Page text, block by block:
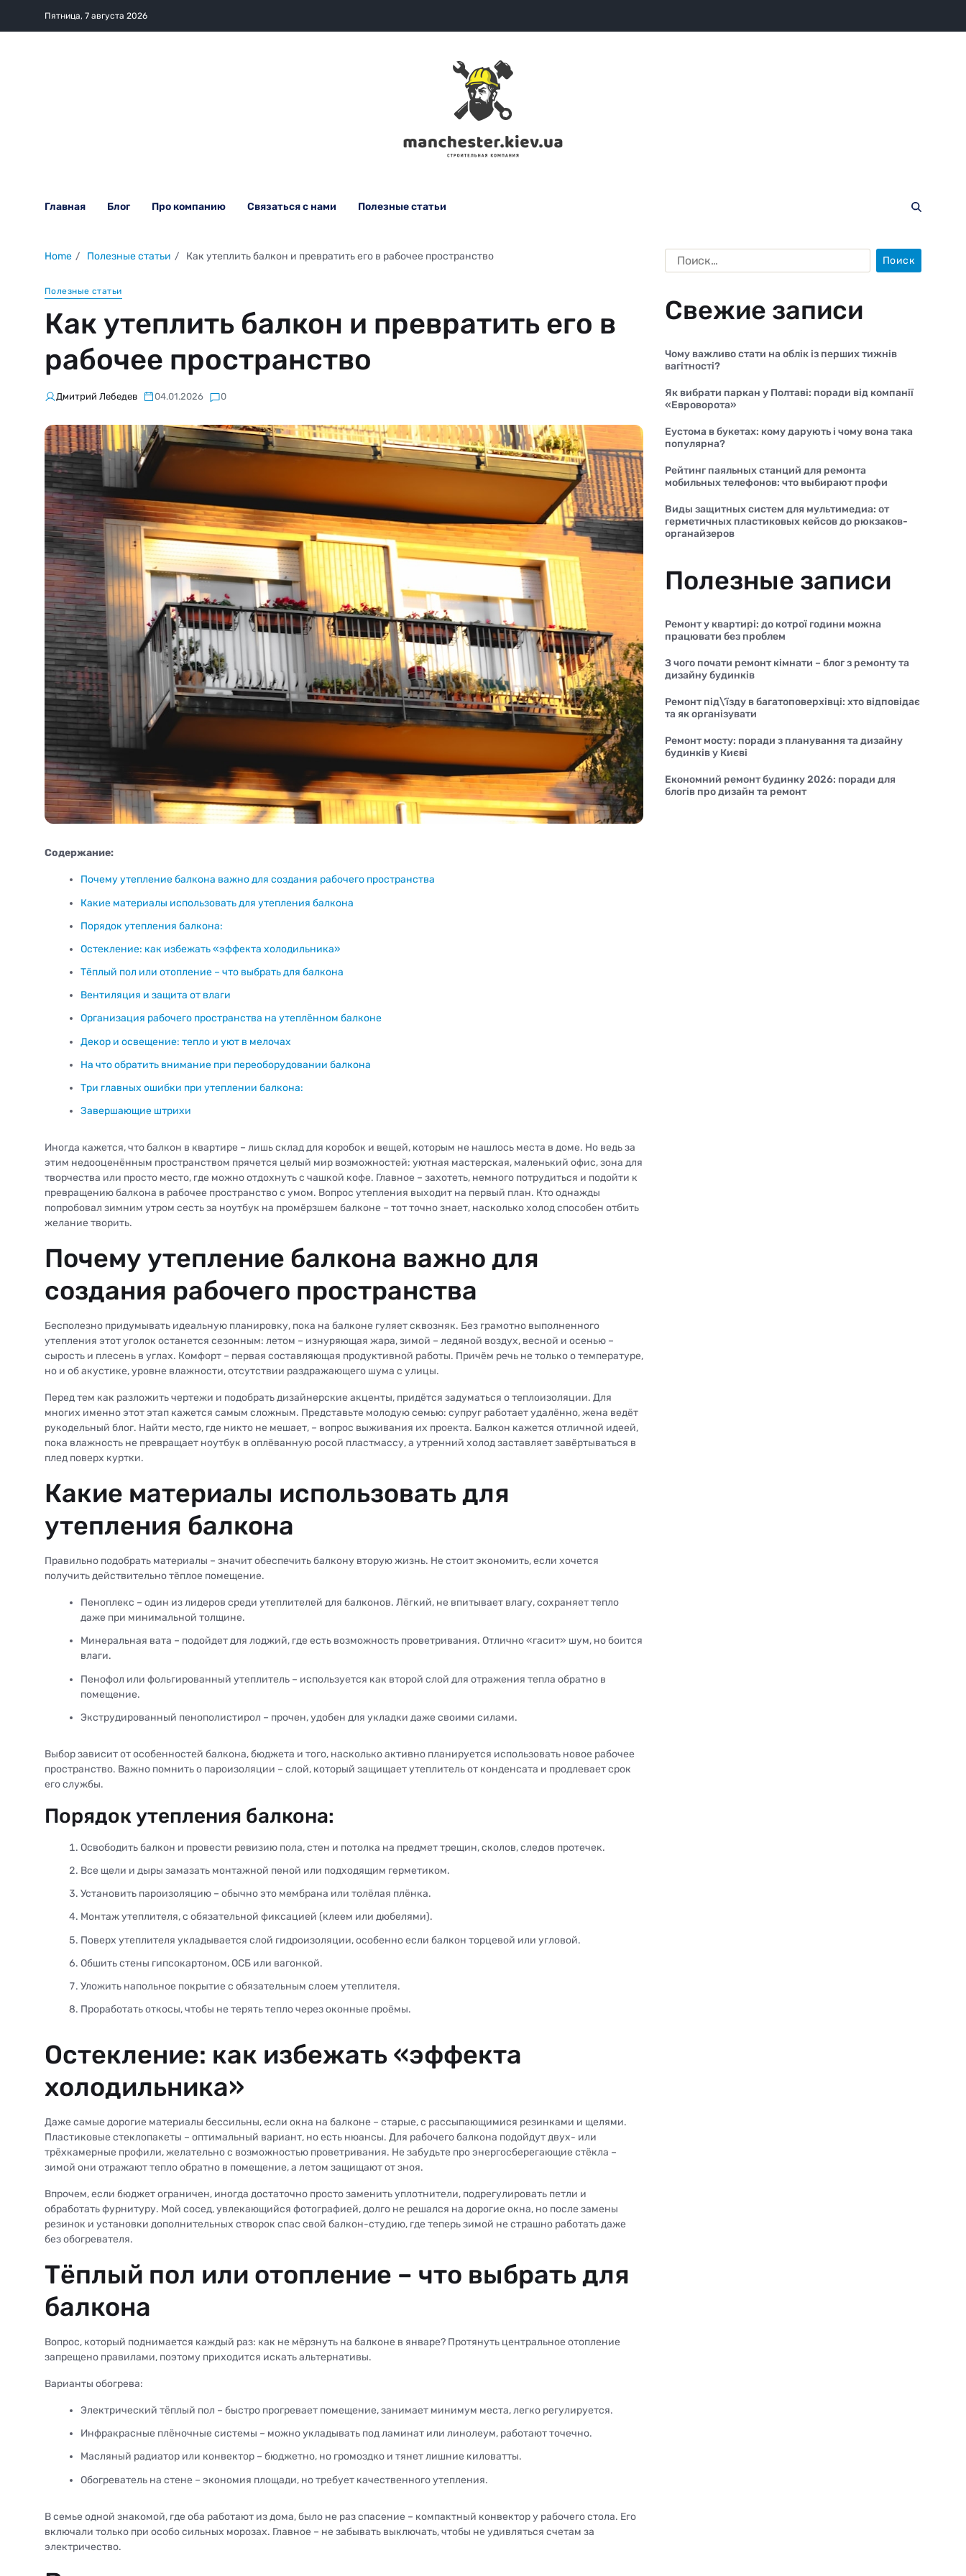
Пятница, 7 августа 2026
Главная Блог Про компанию Связаться с нами Полезные статьи
Home Полезные статьи Как утеплить балкон и превратить его в рабочее пространство
Полезные статьи
Как утеплить балкон и превратить его в
рабочее пространство
Дмитрий Лебедев 04.01.2026 0
Содержание:
Почему утепление балкона важно для создания рабочего пространства
Какие материалы использовать для утепления балкона
Порядок утепления балкона:
Остекление: как избежать «эффекта холодильника»
Тёплый пол или отопление – что выбрать для балкона
Вентиляция и защита от влаги
Организация рабочего пространства на утеплённом балконе
Декор и освещение: тепло и уют в мелочах
На что обратить внимание при переоборудовании балкона
Три главных ошибки при утеплении балкона:
Завершающие штрихи
Иногда кажется, что балкон в квартире – лишь склад для коробок и вещей, которым не нашлось места в доме. Но ведь за
этим недооценённым пространством прячется целый мир возможностей: уютная мастерская, маленький офис, зона для
творчества или просто место, где можно отдохнуть с чашкой кофе. Главное – захотеть, немного потрудиться и подойти к
превращению балкона в рабочее пространство с умом. Вопрос утепления выходит на первый план. Кто однажды
попробовал зимним утром сесть за ноутбук на промёрзшем балконе – тот точно знает, насколько холод способен отбить
желание творить.
Почему утепление балкона важно для
создания рабочего пространства
Бесполезно придумывать идеальную планировку, пока на балконе гуляет сквозняк. Без грамотно выполненного
утепления этот уголок останется сезонным: летом – изнуряющая жара, зимой – ледяной воздух, весной и осенью –
сырость и плесень в углах. Комфорт – первая составляющая продуктивной работы. Причём речь не только о температуре,
но и об акустике, уровне влажности, отсутствии раздражающего шума с улицы.
Перед тем как разложить чертежи и подобрать дизайнерские акценты, придётся задуматься о теплоизоляции. Для
многих именно этот этап кажется самым сложным. Представьте молодую семью: супруг работает удалённо, жена ведёт
рукодельный блог. Найти место, где никто не мешает, – вопрос выживания их проекта. Балкон кажется отличной идеей,
пока влажность не превращает ноутбук в оплёванную росой пластмассу, а утренний холод заставляет завёртываться в
плед поверх куртки.
Какие материалы использовать для
утепления балкона
Правильно подобрать материалы – значит обеспечить балкону вторую жизнь. Не стоит экономить, если хочется
получить действительно тёплое помещение.
Пеноплекс – один из лидеров среди утеплителей для балконов. Лёгкий, не впитывает влагу, сохраняет тепло
даже при минимальной толщине.
Минеральная вата – подойдет для лоджий, где есть возможность проветривания. Отлично «гасит» шум, но боится
влаги.
Пенофол или фольгированный утеплитель – используется как второй слой для отражения тепла обратно в
помещение.
Экструдированный пенополистирол – прочен, удобен для укладки даже своими силами.
Выбор зависит от особенностей балкона, бюджета и того, насколько активно планируется использовать новое рабочее
пространство. Важно помнить о пароизоляции – слой, который защищает утеплитель от конденсата и продлевает срок
его службы.
Порядок утепления балкона:
Освободить балкон и провести ревизию пола, стен и потолка на предмет трещин, сколов, следов протечек.
Все щели и дыры замазать монтажной пеной или подходящим герметиком.
Установить пароизоляцию – обычно это мембрана или толёлая плёнка.
Монтаж утеплителя, с обязательной фиксацией (клеем или дюбелями).
Поверх утеплителя укладывается слой гидроизоляции, особенно если балкон торцевой или угловой.
Обшить стены гипсокартоном, ОСБ или вагонкой.
Уложить напольное покрытие с обязательным слоем утеплителя.
Проработать откосы, чтобы не терять тепло через оконные проёмы.
Остекление: как избежать «эффекта
холодильника»
Даже самые дорогие материалы бессильны, если окна на балконе – старые, с рассыпающимися резинками и щелями.
Пластиковые стеклопакеты – оптимальный вариант, но есть нюансы. Для рабочего балкона подойдут двух- или
трёхкамерные профили, желательно с возможностью проветривания. Не забудьте про энергосберегающие стёкла –
зимой они отражают тепло обратно в помещение, а летом защищают от зноя.
Впрочем, если бюджет ограничен, иногда достаточно просто заменить уплотнители, подрегулировать петли и
обработать фурнитуру. Мой сосед, увлекающийся фотографией, долго не решался на дорогие окна, но после замены
резинок и установки дополнительных створок спас свой балкон-студию, где теперь зимой не страшно работать даже
без обогревателя.
Тёплый пол или отопление – что выбрать для
балкона
Вопрос, который поднимается каждый раз: как не мёрзнуть на балконе в январе? Протянуть центральное отопление
запрещено правилами, поэтому приходится искать альтернативы.
Варианты обогрева:
Электрический тёплый пол – быстро прогревает помещение, занимает минимум места, легко регулируется.
Инфракрасные плёночные системы – можно укладывать под ламинат или линолеум, работают точечно.
Масляный радиатор или конвектор – бюджетно, но громоздко и тянет лишние киловатты.
Обогреватель на стене – экономия площади, но требует качественного утепления.
В семье одной знакомой, где оба работают из дома, было не раз спасение – компактный конвектор у рабочего стола. Его
включали только при особо сильных морозах. Главное – не забывать выключать, чтобы не удивляться счетам за
электричество.
Свежие записи
Чому важливо стати на облік із перших тижнів
вагітності?
Як вибрати паркан у Полтаві: поради від компанії
«Евроворота»
Еустома в букетах: кому дарують і чому вона така
популярна?
Рейтинг паяльных станций для ремонта
мобильных телефонов: что выбирают профи
Виды защитных систем для мультимедиа: от
герметичных пластиковых кейсов до рюкзаков-
органайзеров
Полезные записи
Ремонт у квартирі: до котрої години можна
працювати без проблем
З чого почати ремонт кімнати – блог з ремонту та
дизайну будинків
Ремонт під\’їзду в багатоповерхівці: хто відповідає
та як організувати
Ремонт мосту: поради з планування та дизайну
будинків у Києві
Економний ремонт будинку 2026: поради для
блогів про дизайн та ремонт